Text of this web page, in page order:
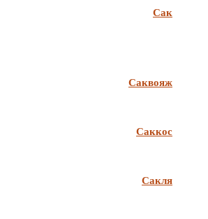
Сак
Саквояж
Саккос
Сакля